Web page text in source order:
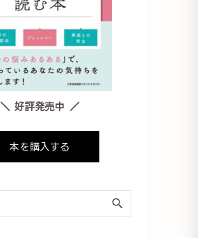
＼ 好評発売中 ／
本を購入する